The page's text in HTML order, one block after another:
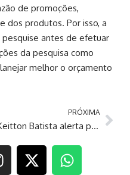
de promoções,
dos produtos. Por isso, a
antes de efetuar
da pesquisa como
melhor o orçamento
PRÓXIMA
Keitton Batista alerta para impactos da estiagem e defende planejamento para minimizar prejuízos no Amazonas